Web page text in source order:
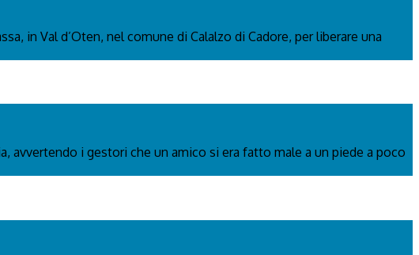
in Val d’Oten, nel comune di Calalzo di Cadore, per liberare una
avvertendo i gestori che un amico si era fatto male a un piede a poco